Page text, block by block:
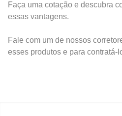
Faça uma cotação e descubra
essas vantagens.
Fale com um de nossos
esses produtos e para contratá-